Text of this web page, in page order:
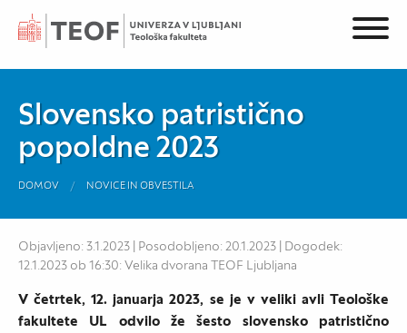
Slovensko patristično
popoldne 2023
DOMOV NOVICE IN OBVESTILA
Objavljeno: 3.1.2023 | Posodobljeno: 20.1.2023 | Dogodek:
12.1.2023 ob 16:30: Velika dvorana TEOF Ljubljana
V četrtek, 12. januarja 2023, se je v veliki avli Teološke
fakultete UL odvilo že šesto slovensko patristično